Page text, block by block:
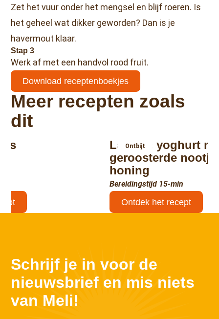
Zet het vuur onder het mengsel en blijf roeren. Is
het geheel wat dikker geworden? Dan is je
havermout klaar.
Stap 3
Werk af met een handvol rood fruit.
Download receptenboekjes
Meer recepten zoals
dit
Lekkere yoghurt
geroosterde
honing
Bereidingstijd 15-min
Ontdek het recept
Ontbijt
Schrijf je in voor de
nieuwsbrief en mis niets
van Meli!